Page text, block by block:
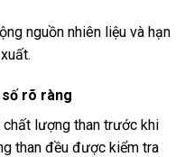
nguồn nhiên liệu và hạn
rõ ràng
lượng than trước khi
than đều được kiểm tra